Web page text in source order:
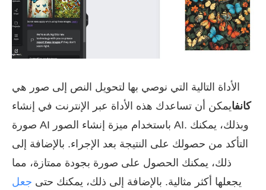
الأداة التالية التي نوصي بها لتحويل النص إلى صور هي
كانفايمكن أن تساعدك هذه الأداة عبر الإنترنت في إنشاء
صورة AI باستخدام ميزة إنشاء الصور AI. وبذلك، يمكنك
التأكد من حصولك على النتيجة بعد الإجراء. بالإضافة إلى
ذلك، يمكنك الحصول على صورة بجودة ممتازة، مما
يجعلها أكثر مثالية. بالإضافة إلى ذلك، يمكنك حتى جعل